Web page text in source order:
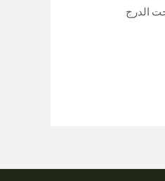
الدرج